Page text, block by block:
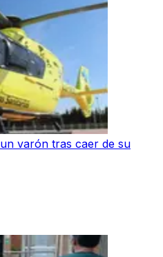
varón tras caer de su